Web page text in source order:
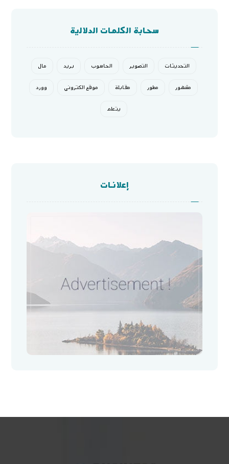
سحابة الكلمات الدلالية
التحديثات التصوير الحاسوب بريد مال
مشهور مطور مقابلة موقع الكتروني وورد
يتعلم
إعلانات